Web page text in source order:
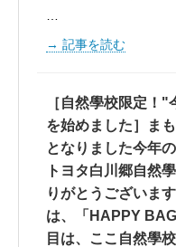
記事を読む
［自然學校限定！
を始めました］ま
となりました今年
トヨタ白川郷自然
りがとうございま
は、「HAPPY
目は、ここ自然學